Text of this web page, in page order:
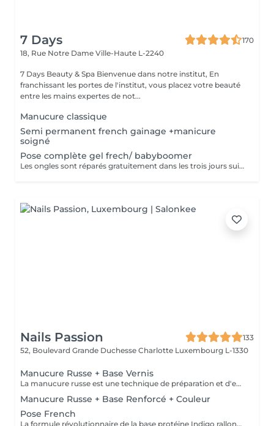
7 Days
170
18, Rue Notre Dame Ville-Haute L-2240
7 Days Beauty & Spa Bienvenue dans notre institut, En
franchissant les portes de l'institut, vous placez votre beauté
entre les mains expertes de not...
Manucure classique
Semi permanent french gainage +manicure
soigné
Pose complète gel frech/ babyboomer
Les ongles sont réparés gratuitement dans les trois jours suivant le service ! A partir du quatrième jour la prestation est payante.
Nails Passion
133
52, Boulevard Grande Duchesse Charlotte Luxembourg L-1330
Manucure Russe + Base Vernis
La manucure russe est une technique de préparation et d'embellissement aussi précise qu'efficace, qui consiste à arranger et sculpter délicatement le contour de l'ongle à l'aide d'outils de précision spécialisés. Esthétique mais aussi pratique, ce travail à la base de l'ongle offre un résultat lisse et net : des contours parfaitement définis, des cuticules durablement éliminées, un gain de longueur... En bref, un aspect soigné pour résultat irréprochable. La formule révolutionnaire de la base protéine Indigo rallonge les ongles, les renforcent naturellement et répare les cassures. Le résultat ? De longs ongles fortifiés qui ne se fendent pas, un véritable soin précieux.
Manucure Russe + Base Renforcé + Couleur
Pose French
La formule révolutionnaire de la base protéine Indigo rallonge les ongles, les renforcent naturellement et répare les cassures. Le résultat ? De longs ongles fortifiés qui ne se fendent pas, un véritable soin précieux.